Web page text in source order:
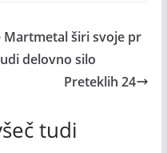
Martmetal širi svoje pr
delovno silo
Preteklih 24
tudi